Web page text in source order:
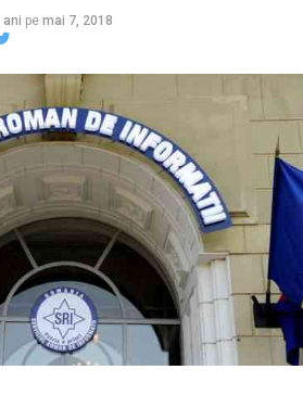
ani pe mai 7, 2018